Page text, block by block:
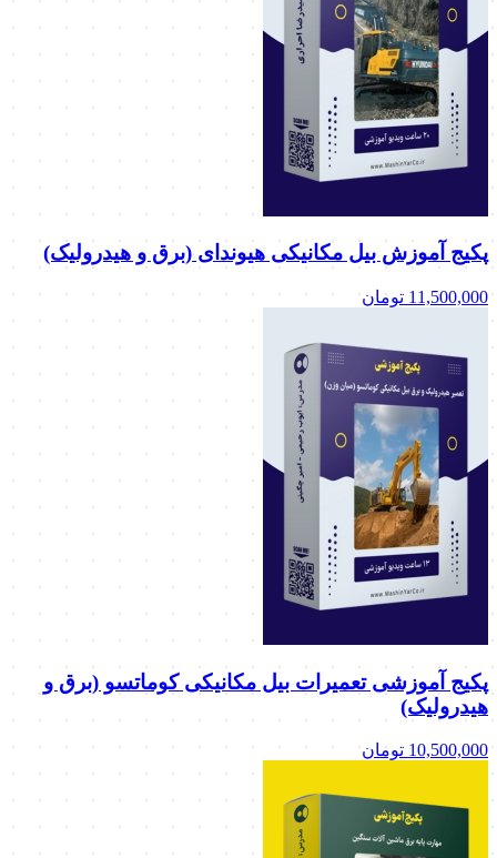
پکیج آموزش بیل مکانیکی هیوندای (برق و هیدرولیک)
11,500,000 تومان
پکیج آموزشی تعمیرات بیل مکانیکی کوماتسو (برق و
هیدرولیک)
10,500,000 تومان